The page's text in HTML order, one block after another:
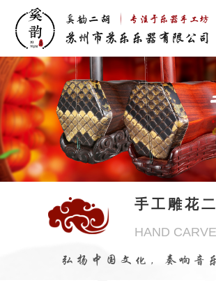
手工雕花
HAND
弘扬中国文化，奏响音